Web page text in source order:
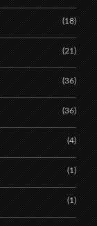
(18)
(21)
(36)
(36)
(4)
(1)
(1)